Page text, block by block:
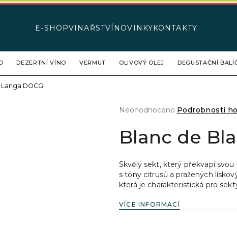
E-SHOPVINAŘSTVÍ NOVINKYKONTAKTY
DEZERTNÍ VÍNO VERMUT OLIVOVÝ OLEJ DEGUSTAČNÍ
DOCG
Průměrné
produktu
je
5
hvězdiček.
Neohodnoceno Podrobnosti
Blanc de
Skvělý sekt, který překvapí
s tóny citrusů a pražených
která je charakteristická pro
VÍCE INFORMACÍ
Co potřebujete najít?